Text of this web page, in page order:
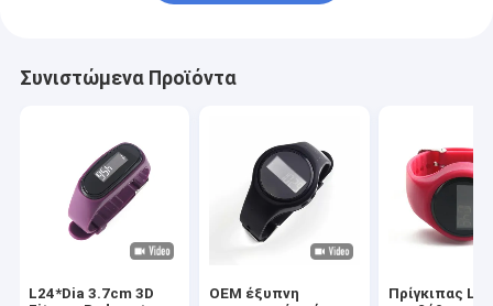
Συνιστώμενα Προϊόντα
L24*Dia 3.7cm 3D
OEM έξυπνη
Πρίγκιπας